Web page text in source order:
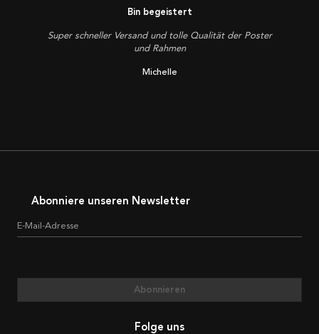
Bin begeistert
Super schneller Versand und tolle Qualität der Poster
und Rahmen
Michelle
Abonniere unseren Newsletter
E-Mail-Adresse
Abonnieren
Folge uns